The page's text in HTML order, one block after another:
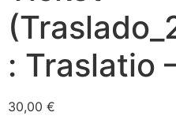
: Traslatio
30,00 €